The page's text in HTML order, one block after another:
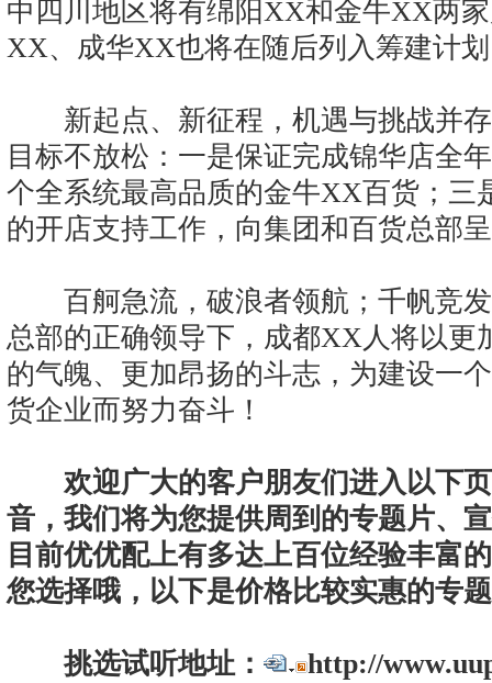
中四川地区将有绵阳XX和金牛XX两
XX、成华XX也将在随后列入筹建计
新起点、新征程，机遇与挑战并存
目标不放松：一是保证完成锦华店全
个全系统最高品质的金牛XX百货；三
的开店支持工作，向集团和百货总部
百舸急流，破浪者领航；千帆竞发
总部的正确领导下，成都XX人将以更
的气魄、更加昂扬的斗志，为建设一
货企业而努力奋斗！
欢迎广大的客户朋友们进入以下
音，我们将为您提供周到的专题片、
目前优优配上有多达上百位经验丰富
您选择哦，以下是价格比较实惠的专
挑选试听地址：
http://